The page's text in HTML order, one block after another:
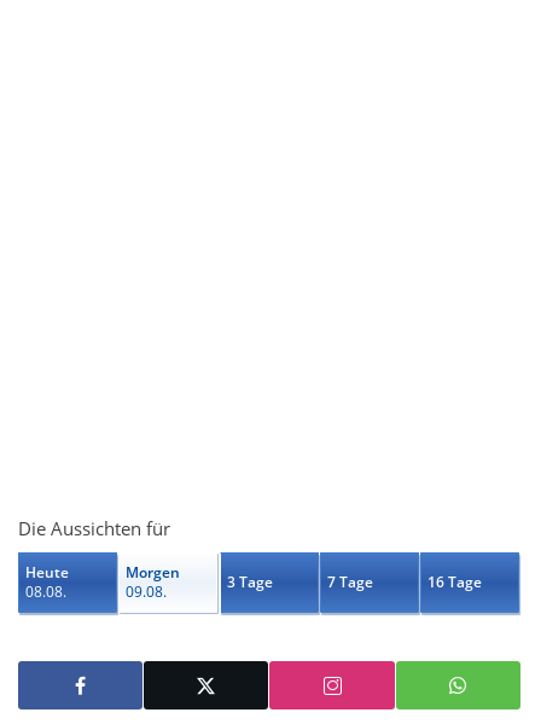
Die Aussichten für
Heute
08.08.
Morgen
09.08.
3 Tage 7 Tage 16 Tage